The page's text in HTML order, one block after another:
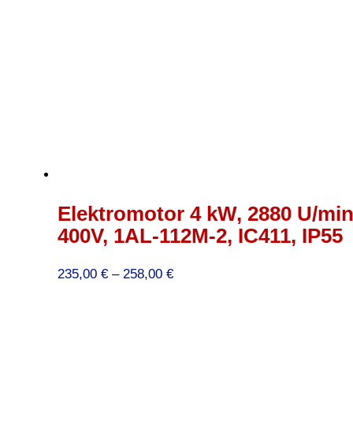
Elektromotor 4 kW, 2880 U/
400V, 1AL-112M-2, IC411, IP55
235,00 € – 258,00 €Preisspanne: